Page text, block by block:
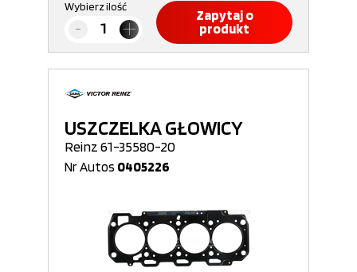
Wybierz ilość
Zapytaj o
produkt
USZCZELKA GŁOWICY
Reinz 61-35580-20
Nr Autos 0405226